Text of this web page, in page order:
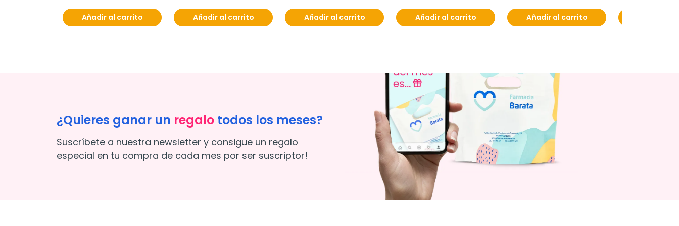
Añadir al carrito Añadir al carrito Añadir al carrito
250 ml
Añadir al carrito Añadir al carrito
¿Quieres ganar un regalo todos los meses?
Suscríbete a nuestra newsletter y consigue un regalo
especial en tu compra de cada mes por ser suscriptor!